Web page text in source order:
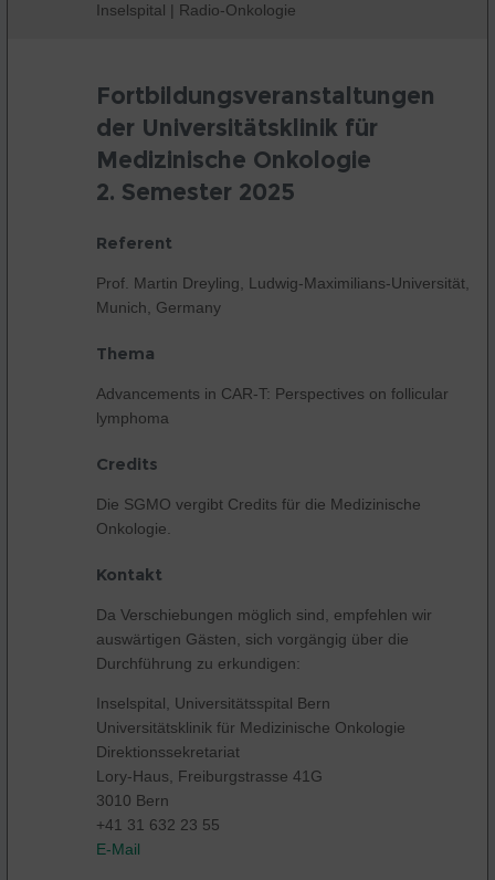
Inselspital | Radio-Onkologie
Fortbildungsveranstaltungen
der Universitätsklinik für
Medizinische Onkologie
2. Semester 2025
Referent
Prof. Martin Dreyling, Ludwig-Maximilians-Universität,
Munich, Germany
Thema
Advancements in CAR-T: Perspectives on follicular
lymphoma
Credits
Die SGMO vergibt Credits für die Medizinische
Onkologie.
Kontakt
Da Verschiebungen möglich sind, empfehlen wir
auswärtigen Gästen, sich vorgängig über die
Durchführung zu erkundigen:
Inselspital, Universitätsspital Bern
Universitätsklinik für Medizinische Onkologie
Direktionssekretariat
Lory-Haus, Freiburgstrasse 41G
3010 Bern
+41 31 632 23 55
E-Mail